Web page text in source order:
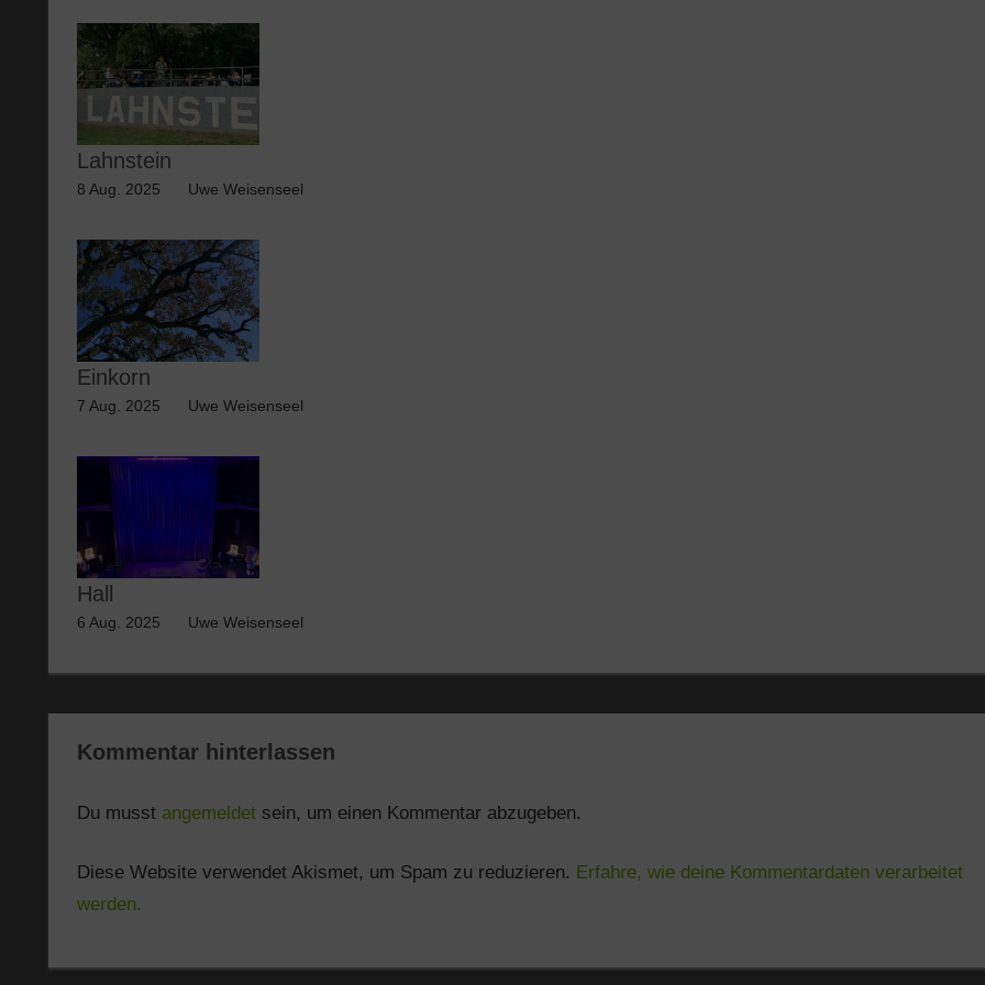
Lahnstein
8 Aug. 2025 Uwe Weisenseel
Einkorn
7 Aug. 2025 Uwe Weisenseel
Hall
6 Aug. 2025 Uwe Weisenseel
Kommentar hinterlassen
Du musst angemeldetsein, um einen Kommentar abzugeben.
Diese Website verwendet Akismet, um Spam zu reduzieren. Erfahre, wie deine Kommentardaten verarbeitet
werden.